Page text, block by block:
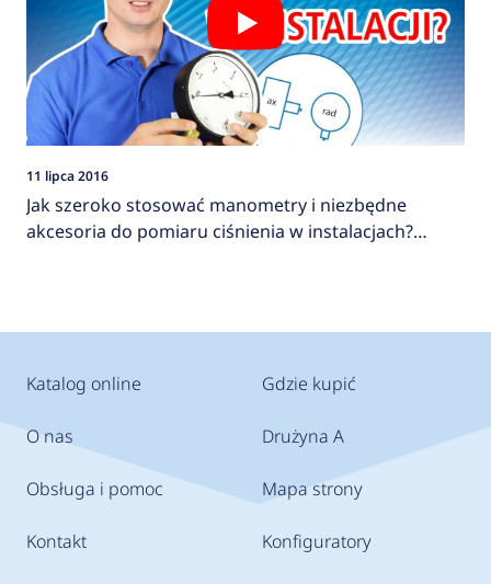
11 lipca 2016
Jak szeroko stosować manometry i niezbędne
akcesoria do pomiaru ciśnienia w instalacjach?
Katalog online
O nas
Obsługa i pomoc
Kontakt
Gdzie kupić
Drużyna A
Mapa strony
Konfiguratory